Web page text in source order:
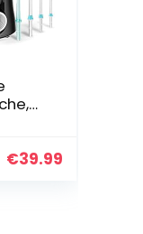
€39.99